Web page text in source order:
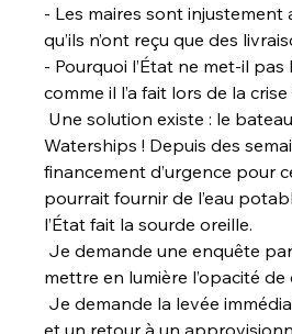
- Les maires sont injustement
qu’ils n’ont reçu que des
- Pourquoi l’État ne met-il pas
comme il l’a fait lors de la
Une solution existe : le
Waterships ! Depuis des
financement d’urgence pour
pourrait fournir de l’eau
l’État fait la sourde oreille.
Je demande une enquête
mettre en lumière l’opacité
Je demande la levée
et un retour à un